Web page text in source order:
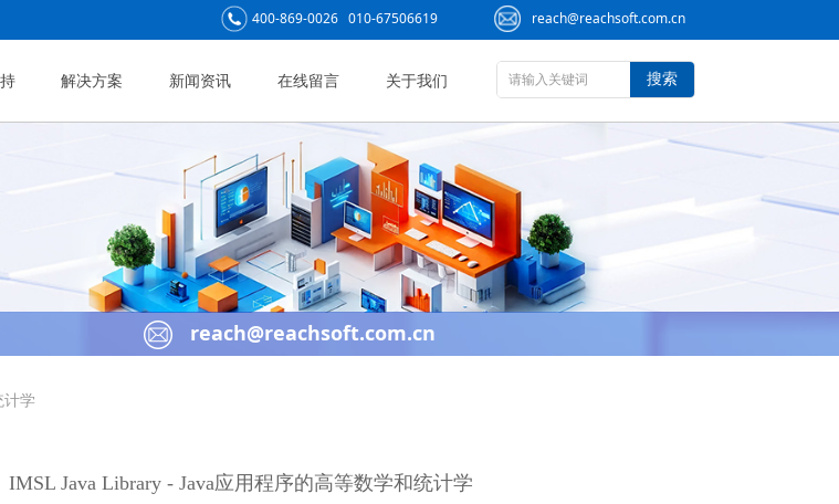
解决方案 新闻资讯 在线留言 关于我们 搜索
400-869-0026 010-67506619 reach@reachsoft.com.cn
IMSL Java Library - Java应用程序的高等数学和统计学
计学
reach@reachsoft.com.cn